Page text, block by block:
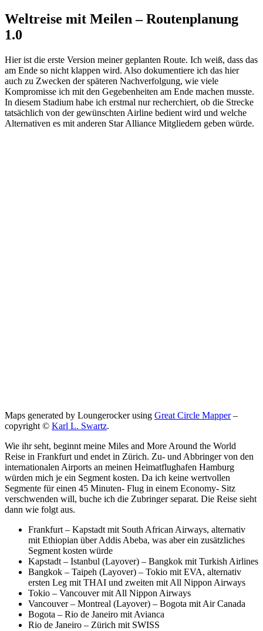
Weltreise mit Meilen – Routenplanung
1.0
Hier ist die erste Version meiner geplanten Route. Ich weiß, dass das
am Ende so nicht klappen wird. Also dokumentiere ich das hier
auch zu Zwecken der späteren Nachverfolgung, wie viele
Kompromisse ich mit den Gegebenheiten am Ende machen musste.
In diesem Stadium habe ich erstmal nur recherchiert, ob die Strecke
tatsächlich von der gewünschten Airline bedient wird und welche
Alternativen es mit anderen Star Alliance Mitgliedern geben würde.
Maps generated by Loungerocker using Great Circle Mapper–
copyright © Karl L. Swartz.
Wie ihr seht, beginnt meine Miles and More Around the World
Reise in Frankfurt und endet in Zürich. Zu- und Abbringer von den
internationalen Airports an meinen Heimatflughafen Hamburg
würden mich je ein Segment kosten. Da ich keine wertvollen
Segmente für einen 45 Minuten- Flug in einem Economy- Sitz
verschwenden will, buche ich die Zubringer separat. Die Reise sieht
dann wie folgt aus.
Frankfurt – Kapstadt mit South African Airways, alternativ
mit Ethiopian über Addis Abeba, was aber ein zusätzliches
Segment kosten würde
Kapstadt – Istanbul (Layover) – Bangkok mit Turkish Airlines
Bangkok – Taipeh (Layover) – Tokio mit EVA, alternativ
ersten Leg mit THAI und zweiten mit All Nippon Airways
Tokio – Vancouver mit All Nippon Airways
Vancouver – Montreal (Layover) – Bogota mit Air Canada
Bogota – Rio de Janeiro mit Avianca
Rio de Janeiro – Zürich mit SWISS